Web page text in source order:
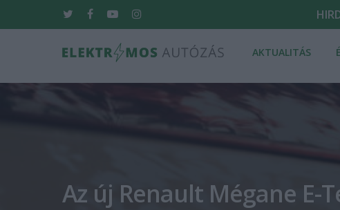
to
twitter facebookyoutubeinstagram
AKTUALITÁS
Az új Renault Mégane E-